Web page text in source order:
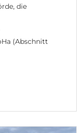
die
(Abschnitt